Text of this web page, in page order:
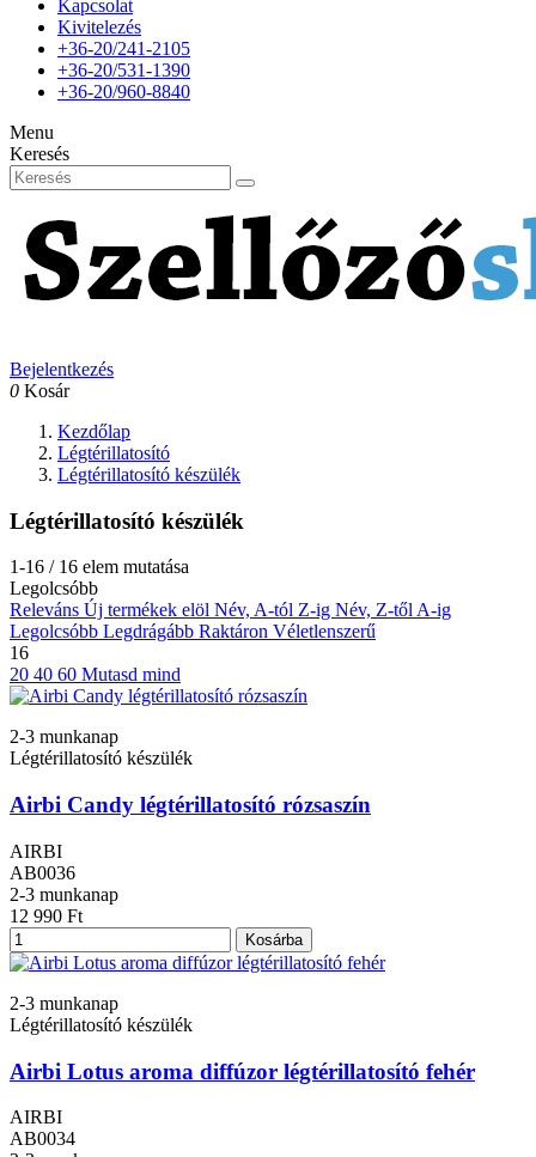
Kapcsolat
Kivitelezés
+36-20/241-2105
+36-20/531-1390
+36-20/960-8840
Menu
Keresés
Bejelentkezés
0 Kosár
Kezdőlap
Légtérillatosító
Légtérillatosító készülék
Légtérillatosító készülék
1-16 / 16 elem mutatása
Legolcsóbb
Releváns Új termékek elöl Név, A-tól Z-ig Név, Z-től A-ig
Legolcsóbb Legdrágább Raktáron Véletlenszerű
16
20 40 60 Mutasd mind
2-3 munkanap
Légtérillatosító készülék
Airbi Candy légtérillatosító rózsaszín
AIRBI
AB0036
2-3 munkanap
12 990 Ft
Kosárba
2-3 munkanap
Légtérillatosító készülék
Airbi Lotus aroma diffúzor légtérillatosító fehér
AIRBI
AB0034